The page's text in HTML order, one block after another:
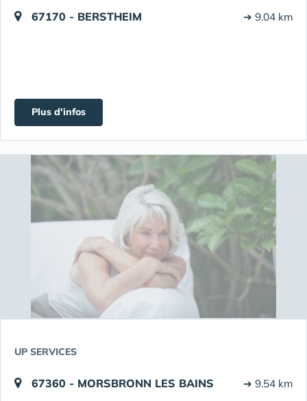
67170 - BERSTHEIM ➔ 9.04 km
Plus d'infos
UP SERVICES
67360 - MORSBRONN LES BAINS ➔ 9.54 km